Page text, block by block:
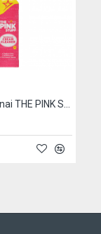
Krēms tīrīšanai THE PINK STUFF 500ml